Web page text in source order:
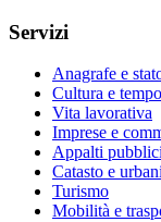
Servizi
Anagrafe e
Cultura e
Vita lavorativa
Imprese e
Appalti pubblici
Catasto e
Turismo
Mobilità e